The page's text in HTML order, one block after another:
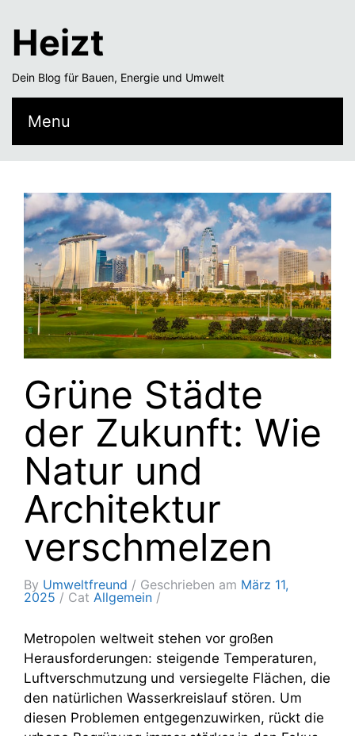
Heizt
Dein Blog für Bauen, Energie und Umwelt
Menu
Grüne Städte
der Zukunft: Wie
Natur und
Architektur
verschmelzen
By Umweltfreund Geschrieben am März 11,
2025
Cat Allgemein
Metropolen weltweit stehen vor großen
Herausforderungen: steigende Temperaturen,
Luftverschmutzung und versiegelte Flächen, die
den natürlichen Wasserkreislauf stören. Um
diesen Problemen entgegenzuwirken, rückt die